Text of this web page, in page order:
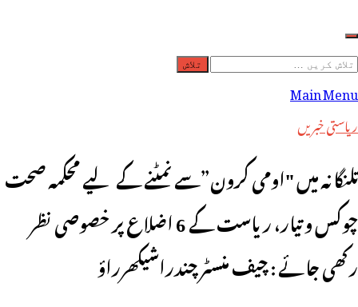
تلاش
کریں
برائے:
Main Menu
ریاستی خبریں
تلنگانہ میں "اومی کرون”سے نمٹنے کے لیے محکمہ صحت
چوکس و تیار، ریاست کے 6 اضلاع پر خصوصی نظر
رکھی جائے : چیف منسٹر چندراشیکھرراؤ